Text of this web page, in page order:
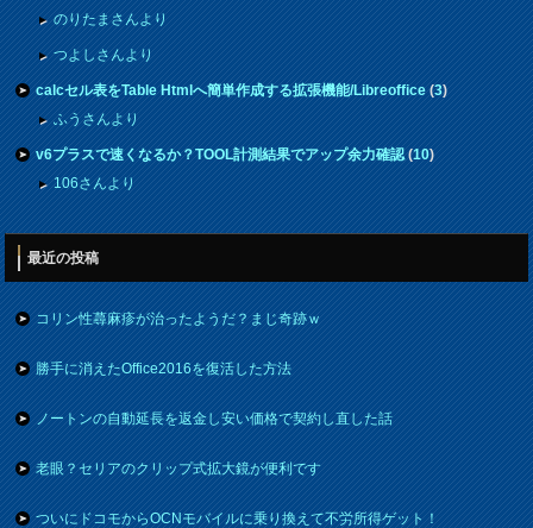
のりたまさんより
つよしさんより
calcセル表をTable Htmlへ簡単作成する拡張機能/Libreoffice(3)
ふうさんより
v6プラスで速くなるか？TOOL計測結果でアップ余力確認(10)
106さんより
最近の投稿
コリン性蕁麻疹が治ったようだ？まじ奇跡ｗ
勝手に消えたOffice2016を復活した方法
ノートンの自動延長を返金し安い価格で契約し直した話
老眼？セリアのクリップ式拡大鏡が便利です
ついにドコモからOCNモバイルに乗り換えて不労所得ゲット！